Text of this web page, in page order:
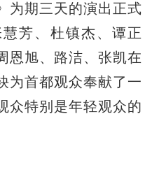
为期三天的演出正式
芳、杜镇杰、谭正
恩旭、路洁、张凯在
为首都观众奉献了一
众特别是年轻观众的